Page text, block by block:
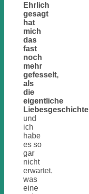
Ehrlich
gesagt
hat
mich
das
fast
noch
mehr
gefesselt,
als
die
eigentliche
Liebesgeschichte
und
ich
habe
es so
gar
nicht
erwartet,
was
eine